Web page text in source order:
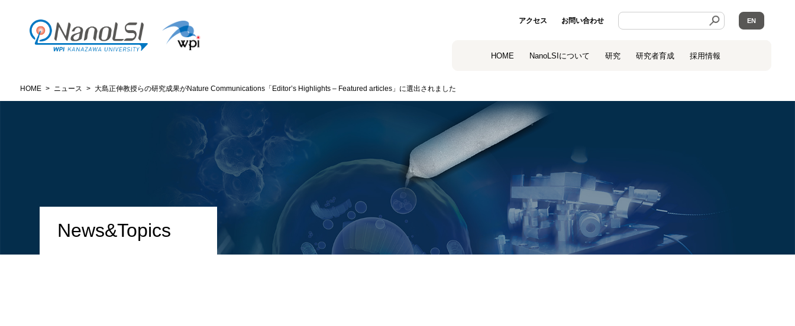
アクセス お問い合わせ EN
HOME NanoLSIについて 研究 研究者育成 採用情報
HOME > ニュース > 大島正伸教授らの研究成果がNature Communications「Editor’s Highlights – Featured articles」に選出されました
News&Topics